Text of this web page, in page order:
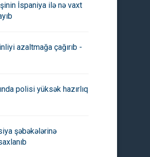
İspaniya ilə nə vaxt
azaltmağa çağırıb -
polisi yüksək hazırlıq
şəbəkələrinə